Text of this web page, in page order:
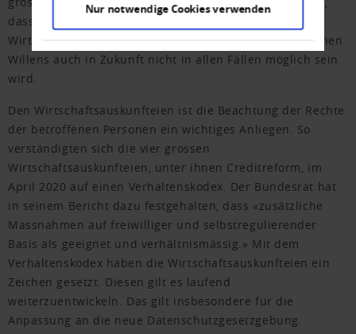
Nur notwendige Cookies verwenden
dass eine zweifelsfreie Identifikation durch die
Wirtschaftsauskunfteien wegen des fehlenden politischen
Willens auch in Zukunft nicht in allen Fällen möglich sein
wird.
Den Wirtschaftsauskunfteien ist die Beachtung der Rechte
der betroffenen Personen ein wichtiges Anliegen. So
verständigten sich die vier grossen
Wirtschaftsauskunfteien, unter ihnen Creditreform, im
April 2020 auf einen Verhaltenskodex. Der Bundesrat hat
in seinem Bericht dazu festgehalten, dass «zusätzliche
Massnahmen auf freiwilliger und selbstregulierender
Basis als geeignet und verhältnismässig.» Mit dem
Verhaltenskodex haben die Wirtschaftsauskunfteien ein
Zeichen gesetzt. Diesen gilt es laufend
weiterzuentwickeln. Das gilt insbesondere für die
Anpassung an die neue Datenschutzgesetzgebung.